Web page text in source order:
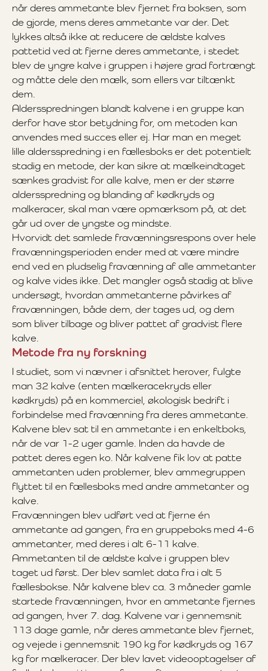
når deres ammetante blev fjernet fra boksen, som
de gjorde, mens deres ammetante var der. Det
lykkes altså ikke at reducere de ældste kalves
pattetid ved at fjerne deres ammetante, i stedet
blev de yngre kalve i gruppen i højere grad fortrængt
og måtte dele den mælk, som ellers var tiltænkt
dem.
Aldersspredningen blandt kalvene i en gruppe kan
derfor have stor betydning for, om metoden kan
anvendes med succes eller ej. Har man en meget
lille aldersspredning i en fællesboks er det potentielt
stadig en metode, der kan sikre at mælkeindtaget
sænkes gradvist for alle kalve, men er der større
aldersspredning og blanding af kødkryds og
malkeracer, skal man være opmærksom på, at det
går ud over de yngste og mindste.
Hvorvidt det samlede fravænningsrespons over hele
fravænningsperioden ender med at være mindre
end ved en pludselig fravænning af alle ammetanter
og kalve vides ikke. Det mangler også stadig at blive
undersøgt, hvordan ammetanterne påvirkes af
fravænningen, både dem, der tages ud, og dem
som bliver tilbage og bliver pattet af gradvist flere
kalve.
Metode fra ny forskning
I studiet, som vi nævner i afsnittet herover, fulgte
man 32 kalve (enten mælkeracekryds eller
kødkryds) på en kommerciel, økologisk bedrift i
forbindelse med fravænning fra deres ammetante.
Kalvene blev sat til en ammetante i en enkeltboks,
når de var 1-2 uger gamle. Inden da havde de
pattet deres egen ko. Når kalvene fik lov at patte
ammetanten uden problemer, blev ammegruppen
flyttet til en fællesboks med andre ammetanter og
kalve.
Fravænningen blev udført ved at fjerne én
ammetante ad gangen, fra en gruppeboks med 4-6
ammetanter, med deres i alt 6-11 kalve.
Ammetanten til de ældste kalve i gruppen blev
taget ud først. Der blev samlet data fra i alt 5
fællesbokse. Når kalvene blev ca. 3 måneder gamle
startede fravænningen, hvor en ammetante fjernes
ad gangen, hver 7. dag. Kalvene var i gennemsnit
113 dage gamle, når deres ammetante blev fjernet,
og vejede i gennemsnit 190 kg for kødkryds og 167
kg for mælkeracer. Der blev lavet videooptagelser af